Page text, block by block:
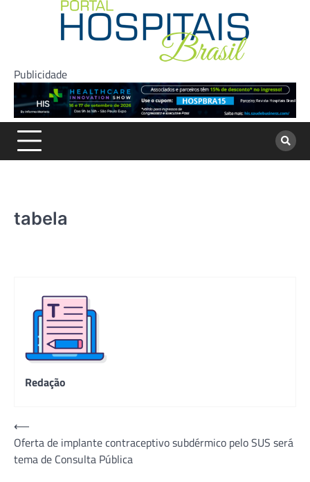
Publicidade
tabela
Redação
Navegação
de
Post
⟵
Oferta de implante contraceptivo subdérmico pelo SUS será
tema de Consulta Pública